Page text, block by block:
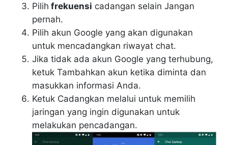
Pilih frekuensi cadangan selain Jangan
pernah.
Pilih akun Google yang akan digunakan
untuk mencadangkan riwayat chat.
Jika tidak ada akun Google yang terhubung,
ketuk Tambahkan akun ketika diminta dan
masukkan informasi Anda.
Ketuk Cadangkan melalui untuk memilih
jaringan yang ingin digunakan untuk
melakukan pencadangan.